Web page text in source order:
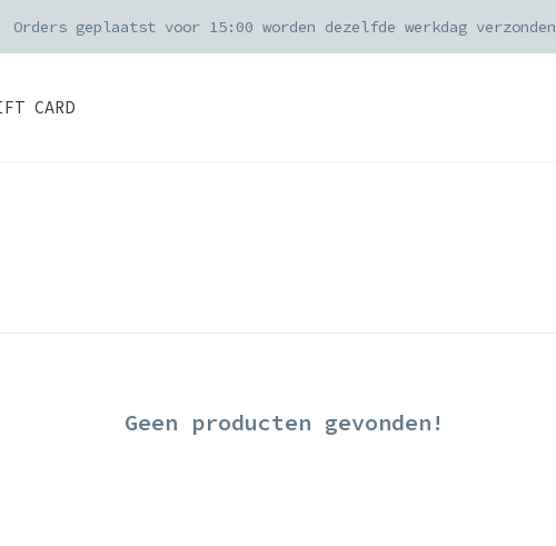
CARD
Orders geplaatst voor 15:00 worden dezelfde werkdag verzonden
Geen producten gevonden!